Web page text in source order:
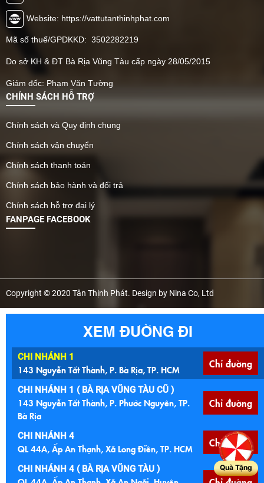
Website: https://vattutanthinhphat.com
Mã số thuế/GPDKKD: 3502282219
Do sở KH & ĐT Bà Rịa Vũng Tàu cấp ngày 28/05/2015
Giám đốc: Phạm Văn Tường
CHÍNH SÁCH HỖ TRỢ
Chính sách và Quy định chung
Chính sách vận chuyển
Chính sách thanh toán
Chính sách bảo hành và đổi trả
Chính sách hỗ trợ đại lý
FANPAGE FACEBOOK
Copyright © 2020 Tân Thịnh Phát. Design by Nina Co, Ltd
XEM ĐƯỜNG ĐI
CHI NHÁNH 1
143 Nguyễn Tất Thành, P. Bà Rịa, TP. HCM Chỉ đường
CHI NHÁNH 1 ( BÀ RỊA VŨNG TÀU CŨ )
143 Nguyễn Tất Thành, P. Phước Nguyên, TP.
Bà Rịa
Chỉ đường
CHI NHÁNH 4
QL 44A, Ấp An Thạnh, Xã Long Điền, TP. HCM Chỉ đường
CHI NHÁNH 4 ( BÀ RỊA VŨNG TÀU ) Quà Tặng